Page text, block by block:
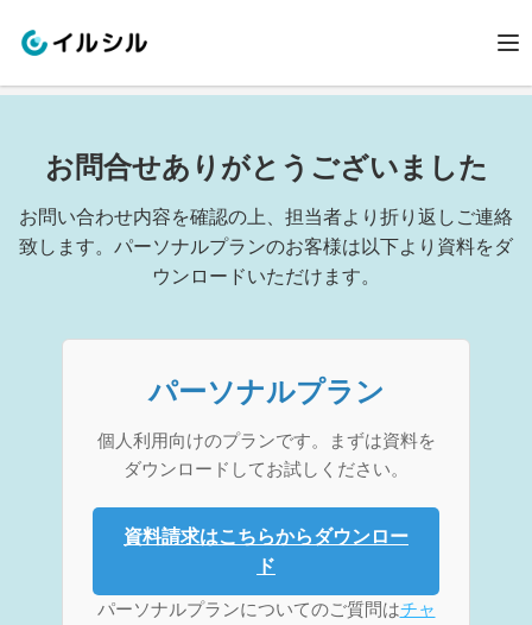
お問合せありがとうございました
お問い合わせ内容を確認の上、担当者より折り返しご連絡
致します。パーソナルプランのお客様は以下より資料をダ
ウンロードいただけます。
パーソナルプラン
個人利用向けのプランです。まずは資料を
ダウンロードしてお試しください。
資料請求はこちらからダウンロー
ド
パーソナルプランについてのご質問はチャ